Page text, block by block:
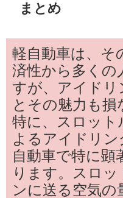
まとめ
軽自動車は、そ
済性から多くの
すが、アイドリ
とその魅力も損
特に、スロット
よるアイドリ
自動車で特に顕
ります。スロ
ンに送る空気の